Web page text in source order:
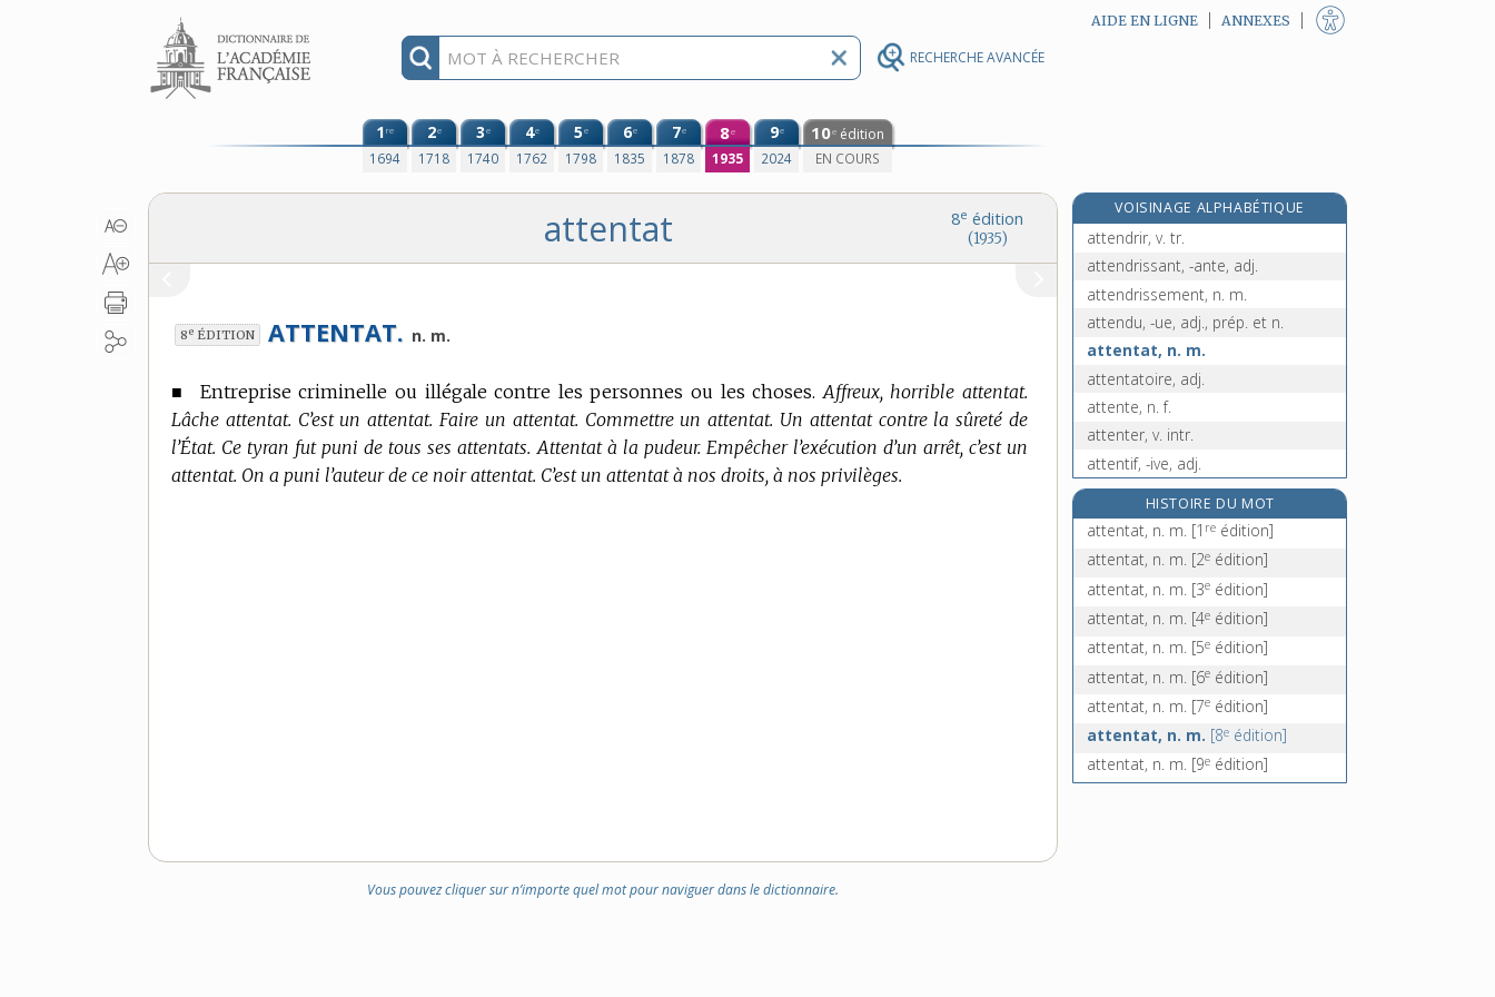
RECHERCHE AVANCÉE
Aller au contenu AIDE EN LIGNE ANNEXES
1re
1694
2e
1718
3e
1740
4e
1762
5e
1798
6e
1835
7e
1878
8e
1935
9e
2024
10e édition
EN COURS
8e édition
(1935)
attentat
8e ÉDITION ATTENTAT. n. m.
■ Entreprise criminelle ou illégale contre les personnes ou les choses. Affreux, horrible attentat.
Lâche attentat. C’est un attentat. Faire un attentat. Commettre un attentat. Un attentat contre la sûreté de
l’État. Ce tyran fut puni de tous ses attentats. Attentat à la pudeur. Empêcher l’exécution d’un arrêt, c’est un
attentat. On a puni l’auteur de ce noir attentat. C’est un attentat à nos droits, à nos privilèges.
Vous pouvez cliquer sur n’importe quel mot pour naviguer dans le dictionnaire.
VOISINAGE ALPHABÉTIQUE
attendre, v. tr.
attendrir, v. tr.
attendrissant, -ante, adj.
attendrissement, n. m.
attendu, -ue, adj., prép. et n.
attentat, n. m.
attentatoire, adj.
attente, n. f.
attenter, v. intr.
attentif, -ive, adj.
attention, n. f.
attentionné, -ée, adj.
attentivement, adv.
HISTOIRE DU MOT
attentat, n. m. [1 re édition]
attentat, n. m. [2e édition]
attentat, n. m. [3e édition]
attentat, n. m. [4e édition]
attentat, n. m. [5e édition]
attentat, n. m. [6e édition]
attentat, n. m. [7e édition]
attentat, n. m. [8e édition]
attentat, n. m. [9e édition]